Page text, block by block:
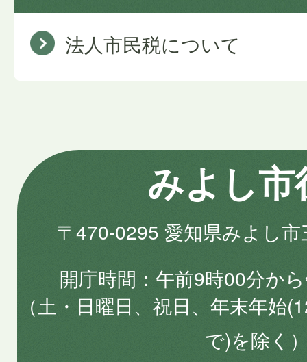
法人市民税について
みよし市
〒470-0295 愛知県みよし
開庁時間
午前9時00分か
（土・日曜日、祝日、年末年始
で)を除く